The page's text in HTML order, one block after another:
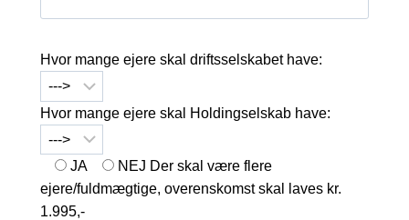
Hvor mange ejere skal driftsselskabet have:
Hvor mange ejere skal Holdingselskab have:
JA NEJ Der skal være flere
ejere/fuldmægtige, overenskomst skal laves kr.
1.995,-